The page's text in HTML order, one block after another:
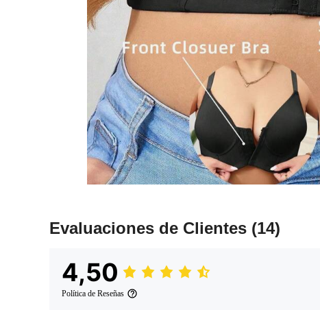
Evaluaciones de Clientes (14)
4,50
Política de Reseñas